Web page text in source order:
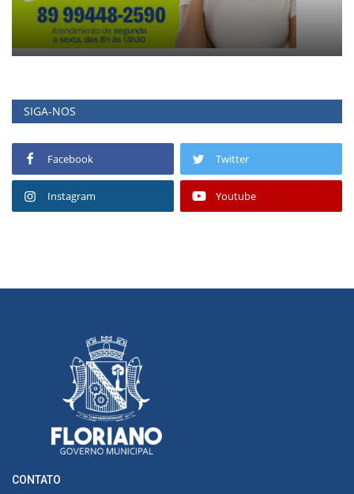
SIGA-NOS
Facebook Twitter
Instagram Youtube
CONTATO